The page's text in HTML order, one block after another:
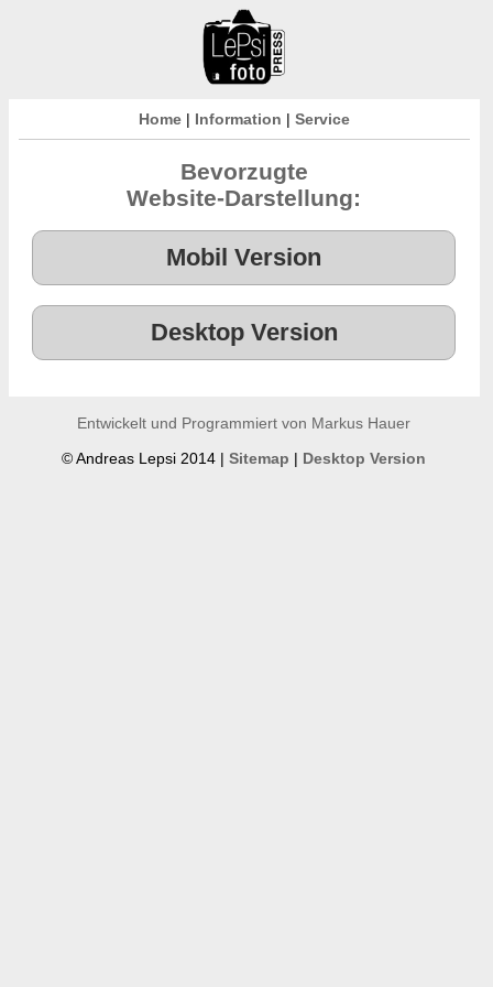
Home| Information | Service
Bevorzugte
Website-Darstellung:
Entwickelt und Programmiert von Markus Hauer
© Andreas Lepsi 2014 |Sitemap | Desktop Version